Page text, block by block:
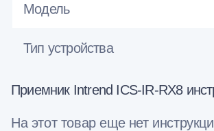
Модель
Тип устройства
Приемник Intrend ICS-IR-RX8
На этот товар еще нет